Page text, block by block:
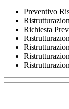
Preventivo
Richiesta